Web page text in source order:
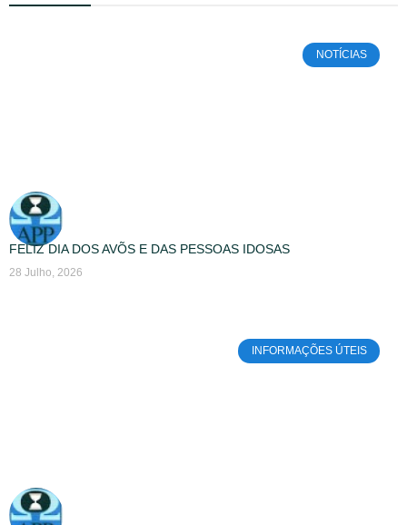
NOTÍCIAS
FELIZ DIA DOS AVÕS E DAS PESSOAS IDOSAS
28 Julho, 2026
INFORMAÇÕES ÚTEIS